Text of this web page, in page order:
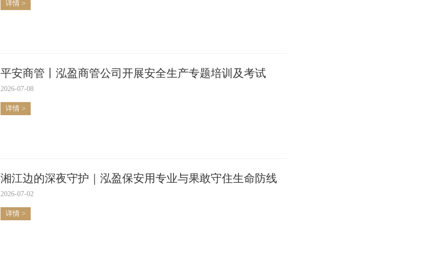
详情 >
平安商管丨泓盈商管公司开展安全生产专题培训及考试
2026-07-08
详情 >
湘江边的深夜守护｜泓盈保安用专业与果敢守住生命防线
2026-07-02
详情 >